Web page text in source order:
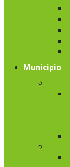
Municipio